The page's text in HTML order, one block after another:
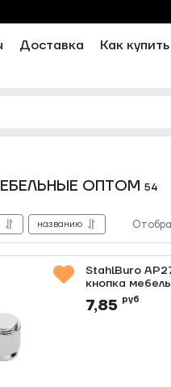
Доставка Как купить
ОПТОМ 54
названию
StahlBuro
кнопка
Артикул:
7,85 руб